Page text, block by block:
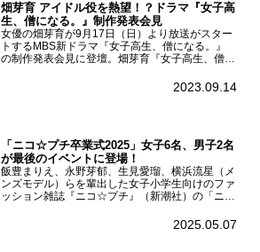
畑芽育 アイドル役を熱望！？ドラマ『女子高
生、僧になる。』制作発表会見
女優の畑芽育が9月17日（日）より放送がスター
トするMBS新ドラマ『女子高生、僧になる。』
の制作発表会見に登壇。畑芽育『女子高生、僧に
ーについて「下白石麦は頭にビックリマークと、
2023.09.14
「ニコ☆プチ卒業式2025」女子6名、男子2名
が最後のイベントに登場！
飯豊まりえ、永野芽郁、生見愛瑠、横浜流星（メ
ンズモデル）らを輩出した女子小学生向けのファ
ッション雑誌『ニコ☆プチ』（新潮社）の「ニコ
モード学園コクーンタワーで開催され、卒業モデ
2025.05.07